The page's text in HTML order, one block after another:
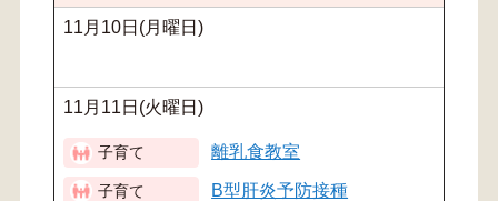
11月10日(月曜日)
11月11日(火曜日)
離乳食教室
B型肝炎予防接種